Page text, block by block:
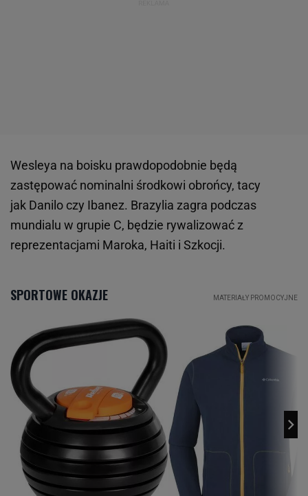
Wesleya na boisku prawdopodobnie będą
zastępować nominalni środkowi obrońcy, tacy
jak Danilo czy Ibanez. Brazylia zagra podczas
mundialu w grupie C, będzie rywalizować z
reprezentacjami Maroka, Haiti i Szkocji.